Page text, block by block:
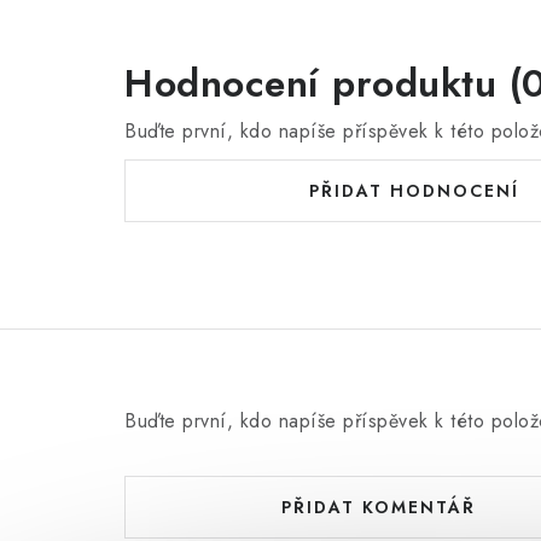
Hodnocení produktu
Buďte první, kdo napíše příspěvek k této
PŘIDAT HODNOCENÍ
Buďte první, kdo napíše příspěvek k této
PŘIDAT KOMENTÁŘ